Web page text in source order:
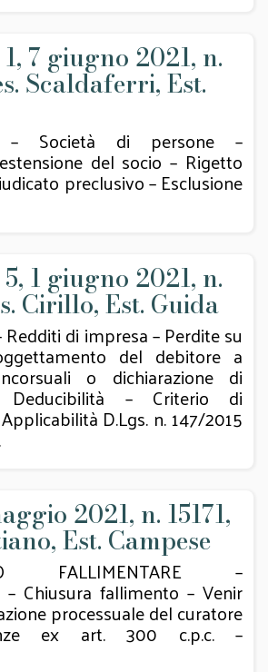
1, 7 giugno 2021, n.
Scaldaferri, Est.
– Società di persone –
del socio – Rigetto
preclusivo – Esclusione
5, 1 giugno 2021, n.
Cirillo, Est. Guida
Redditi di impresa – Perdite su
del debitore a
o dichiarazione di
– Criterio di
D.Lgs. n. 147/2015
2021, n. 15171,
Est. Campese
FALLIMENTARE –
– Chiusura fallimento – Venir
processuale del curatore
ex art. 300 c.p.c. –